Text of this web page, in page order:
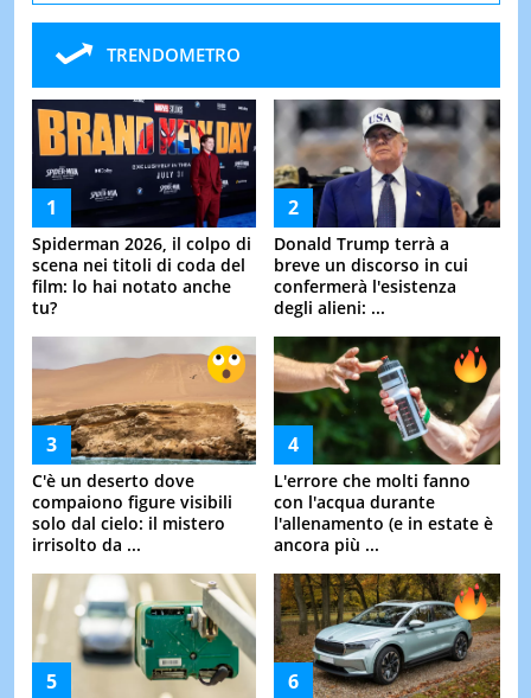
TRENDOMETRO
Spiderman 2026, il colpo di
scena nei titoli di coda del
film: lo hai notato anche
tu?
Donald Trump terrà a
breve un discorso in cui
confermerà l'esistenza
degli alieni: ...
C'è un deserto dove
compaiono figure visibili
solo dal cielo: il mistero
irrisolto da ...
L'errore che molti fanno
con l'acqua durante
l'allenamento (e in estate è
ancora più ...